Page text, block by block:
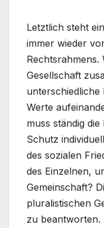
Letztlich steht
immer wieder
Rechtsrahmens.
Gesellschaft
unterschiedliche
Werte
muss ständig
Schutz
des sozialen
des Einzelnen,
Gemeinschaft?
pluralistischen
zu beantworten.